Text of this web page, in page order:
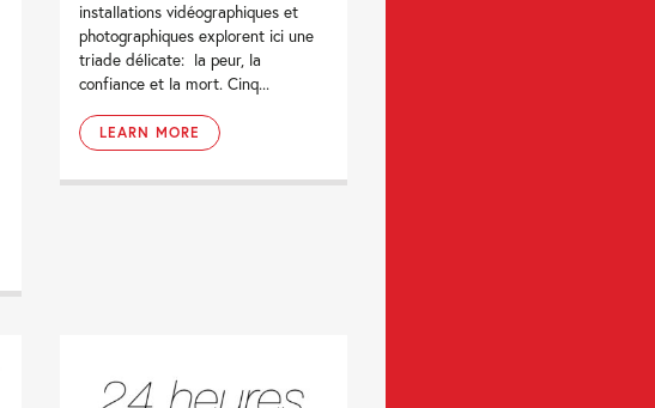
installations vidéographiques et
photographiques explorent ici une
triade délicate: la peur, la
confiance et la mort. Cinq...
LEARN MORE